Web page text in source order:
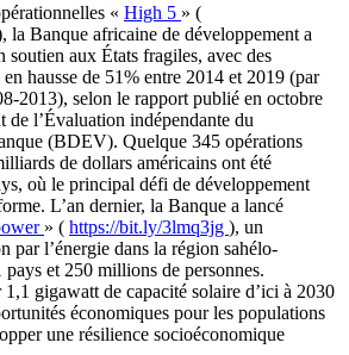
« High 5 » (
la Banque africaine de développement a
soutien aux États fragiles, avec des
hausse de 51% entre 2014 et 2019 (par
2013), selon le rapport publié en octobre
de l’Évaluation indépendante du
(BDEV). Quelque 345 opérations
de dollars américains ont été
où le principal défi de développement
L’an dernier, la Banque a lancé
» ( https://bit.ly/3lmq3jg ), un
par l’énergie dans la région sahélo-
pays et 250 millions de personnes.
1,1 gigawatt de capacité solaire d’ici à 2030
économiques pour les populations
une résilience socioéconomique